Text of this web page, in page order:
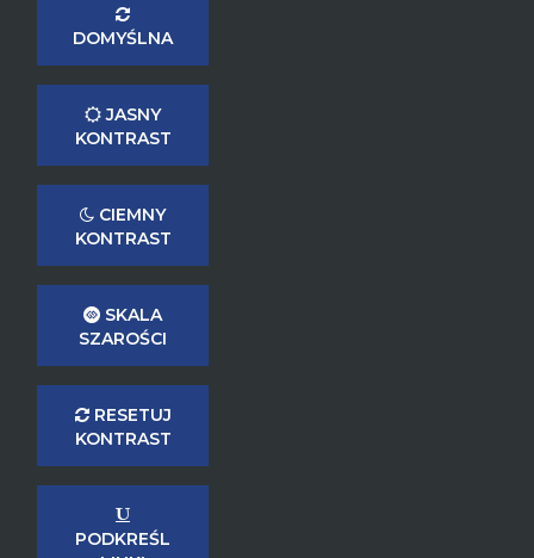
DOMYŚLNA
JASNY
KONTRAST
CIEMNY
KONTRAST
SKALA
SZAROŚCI
RESETUJ
KONTRAST
PODKREŚL